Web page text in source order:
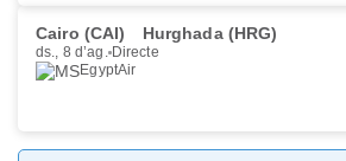
Cairo (CAI) Hurghada (HRG)
ds., 8 d’ag. Directe
EgyptAir